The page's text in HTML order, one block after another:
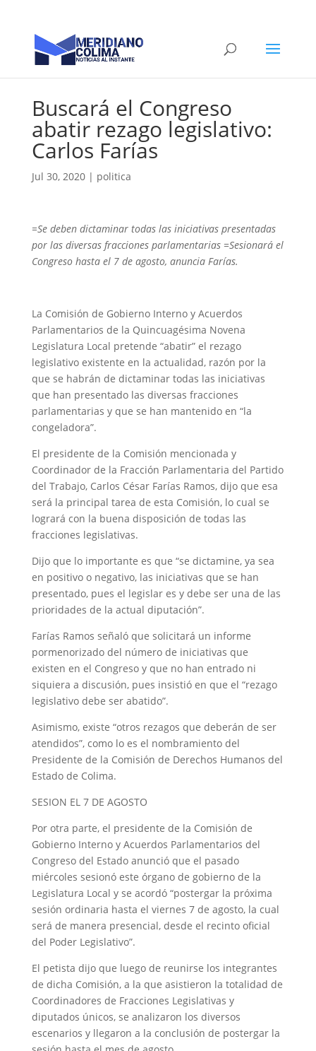
Buscará el Congreso
abatir rezago legislativo:
Carlos Farías
Jul 30, 2020| politica
=Se deben dictaminar todas las iniciativas presentadas
por las diversas fracciones parlamentarias =Sesionará el
Congreso hasta el 7 de agosto, anuncia Farías.
La Comisión de Gobierno Interno y Acuerdos
Parlamentarios de la Quincuagésima Novena
Legislatura Local pretende “abatir” el rezago
legislativo existente en la actualidad, razón por la
que se habrán de dictaminar todas las iniciativas
que han presentado las diversas fracciones
parlamentarias y que se han mantenido en “la
congeladora”.
El presidente de la Comisión mencionada y
Coordinador de la Fracción Parlamentaria del Partido
del Trabajo, Carlos César Farías Ramos, dijo que esa
será la principal tarea de esta Comisión, lo cual se
logrará con la buena disposición de todas las
fracciones legislativas.
Dijo que lo importante es que “se dictamine, ya sea
en positivo o negativo, las iniciativas que se han
presentado, pues el legislar es y debe ser una de las
prioridades de la actual diputación”.
Farías Ramos señaló que solicitará un informe
pormenorizado del número de iniciativas que
existen en el Congreso y que no han entrado ni
siquiera a discusión, pues insistió en que el “rezago
legislativo debe ser abatido”.
Asimismo, existe “otros rezagos que deberán de ser
atendidos”, como lo es el nombramiento del
Presidente de la Comisión de Derechos Humanos del
Estado de Colima.
SESION EL 7 DE AGOSTO
Por otra parte, el presidente de la Comisión de
Gobierno Interno y Acuerdos Parlamentarios del
Congreso del Estado anunció que el pasado
miércoles sesionó este órgano de gobierno de la
Legislatura Local y se acordó “postergar la próxima
sesión ordinaria hasta el viernes 7 de agosto, la cual
será de manera presencial, desde el recinto oficial
del Poder Legislativo”.
El petista dijo que luego de reunirse los integrantes
de dicha Comisión, a la que asistieron la totalidad de
Coordinadores de Fracciones Legislativas y
diputados únicos, se analizaron los diversos
escenarios y llegaron a la conclusión de postergar la